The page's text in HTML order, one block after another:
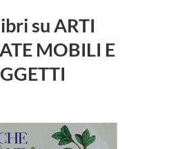
su ARTI
MOBILI E